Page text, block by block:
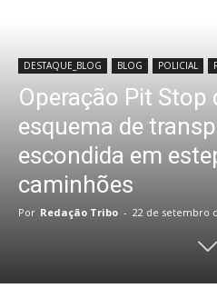
DESTAQUE_BLOG BLOG POLICIAL
Operação Pit Stop
esquema de
escondida em
caminhões
Por Redação Tribo - 22 de setembro